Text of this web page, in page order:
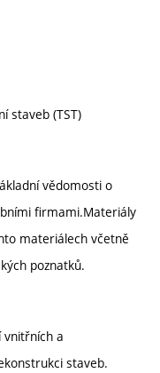
staveb (TST)
vědomosti o
firmami.Materiály
materiálech včetně
poznatků.
vnitřních a
staveb.